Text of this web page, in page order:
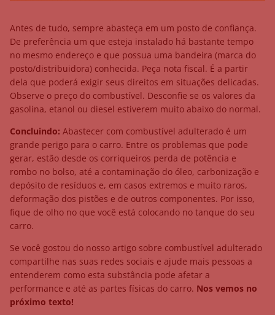
Antes de tudo, sempre abasteça em um posto de confiança.
De preferência um que esteja instalado há bastante tempo
no mesmo endereço e que possua uma bandeira (marca do
posto/distribuidora) conhecida. Peça nota fiscal. É a partir
dela que poderá exigir seus direitos em situações delicadas.
Observe o preço do combustível. Desconfie se os valores da
gasolina, etanol ou diesel estiverem muito abaixo do normal.
Concluindo: Abastecer com combustível adulterado é um
grande perigo para o carro. Entre os problemas que pode
gerar, estão desde os corriqueiros perda de potência e
rombo no bolso, até a contaminação do óleo, carbonização e
depósito de resíduos e, em casos extremos e muito raros,
deformação dos pistões e de outros componentes. Por isso,
fique de olho no que você está colocando no tanque do seu
carro.
Se você gostou do nosso artigo sobre combustível adulterado
compartilhe nas suas redes sociais e ajude mais pessoas a
entenderem como esta substância pode afetar a
performance e até as partes físicas do carro. Nos vemos no
próximo texto!